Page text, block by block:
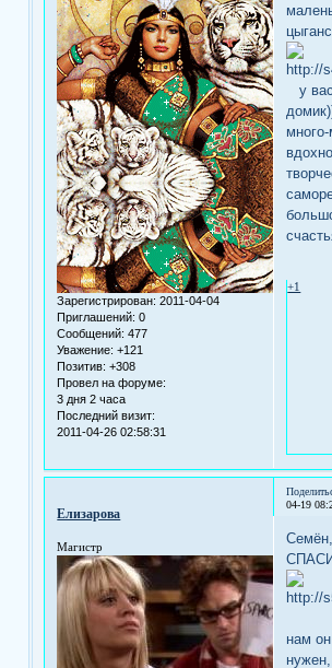
Зарегистрирован: 2011-04-04
Приглашений: 0
Сообщений: 477
Уважение: +121
Позитив: +308
Провел на форуме:
3 дня 2 часа
Последний визит:
2011-04-26 02:58:31
у
+1
04-19
Елизарова
Магистр
нам